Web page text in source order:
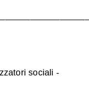
sociali -